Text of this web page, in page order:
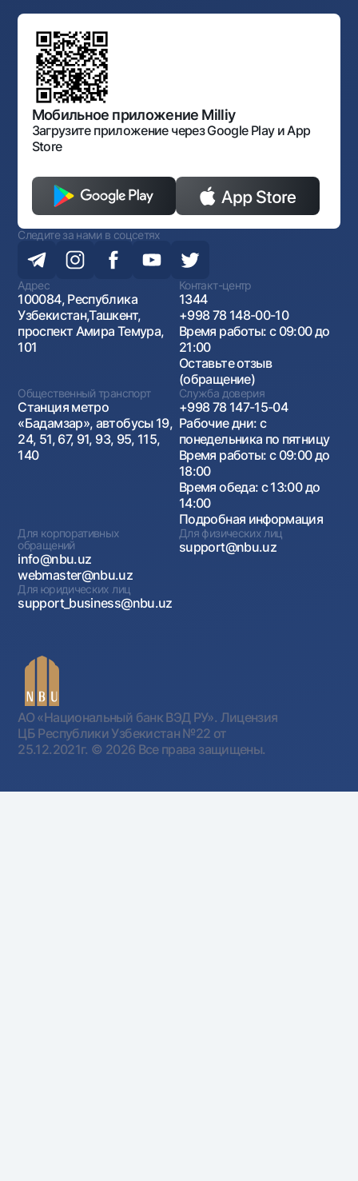
Противодействие коррупции
Фирменный стиль
Карта сайта
Офисы и банкоматы
Согласие на обработку персональных данных
Галерея изобразительного искусства Узбекистана
Типовые договоры
Обсуждение проектов нормативно-правовых
документов
Нормативно-правовые документы
Порядок и режим работы НБУ
Открытые данные
Антимонопольный комплаенс
Мобильное приложение Milliy
Загрузите приложение через Google Play и App
Store
Следите за нами в соцсетях
Адрес
100084, Республика
Узбекистан,Ташкент,
проспект Амира Темура,
101
Контакт-центр
1344
+998 78 148-00-10
Время работы: с 09:00 до
21:00
Оставьте отзыв
(обращение)
Общественный транспорт
Станция метро
«Бадамзар», автобусы 19,
24, 51, 67, 91, 93, 95, 115,
140
Служба доверия
+998 78 147-15-04
Рабочие дни: с
понедельника по пятницу
Время работы: с 09:00 до
18:00
Время обеда: с 13:00 до
14:00
Подробная информация
Для корпоративных
обращений
info@nbu.uz
webmaster@nbu.uz
Для физических лиц
support@nbu.uz
Для юридических лиц
support_business@nbu.uz
АО «Национальный банк ВЭД РУ». Лицензия
ЦБ Республики Узбекистан №22 от
25.12.2021г. © 2026 Все права защищены.